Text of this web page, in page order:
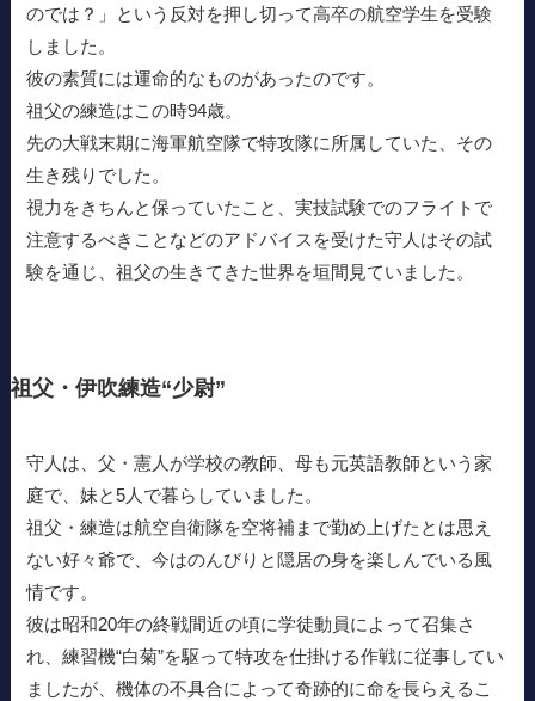
のでは？」という反対を押し切って高卒の航空学生を受験
しました。
彼の素質には運命的なものがあったのです。
祖父の練造はこの時94歳。
先の大戦末期に海軍航空隊で特攻隊に所属していた、その
生き残りでした。
視力をきちんと保っていたこと、実技試験でのフライトで
注意するべきことなどのアドバイスを受けた守人はその試
験を通じ、祖父の生きてきた世界を垣間見ていました。
祖父・伊吹練造“少尉”
守人は、父・憲人が学校の教師、母も元英語教師という家
庭で、妹と5人で暮らしていました。
祖父・練造は航空自衛隊を空将補まで勤め上げたとは思え
ない好々爺で、今はのんびりと隠居の身を楽しんでいる風
情です。
彼は昭和20年の終戦間近の頃に学徒動員によって召集さ
れ、練習機“白菊”を駆って特攻を仕掛ける作戦に従事してい
ましたが、機体の不具合によって奇跡的に命を長らえるこ